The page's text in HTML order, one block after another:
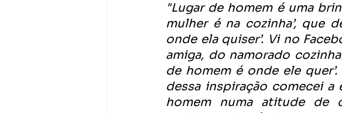
"Lugar de homem é uma
mulher é na cozinha’, que
onde ela quiser’. Vi no
amiga, do namorado
de homem é onde ele
dessa inspiração comecei
homem numa atitude de